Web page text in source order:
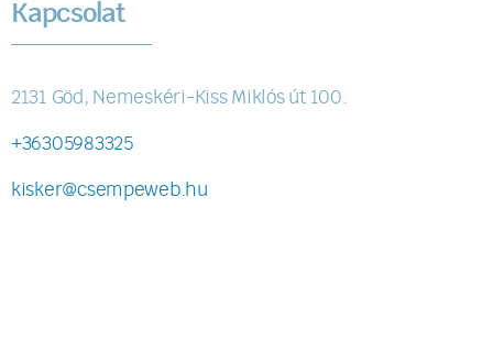
Kapcsolat
2131 Göd, Nemeskéri-Kiss Miklós út 100.
+36305983325
kisker@csempeweb.hu